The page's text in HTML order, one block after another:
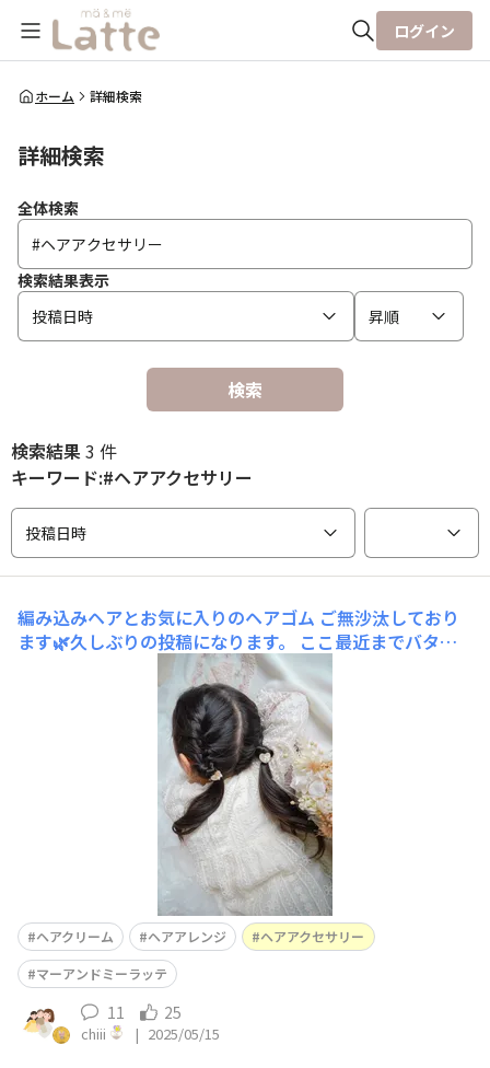
全体検索
ログイン
ホーム 詳細検索
詳細検索
全体検索
検索結果表示
投稿日時
昇順
検索
検索結果3 件
キーワード:#ヘアアクセサリー
投稿日時
編み込みヘアとお気に入りのヘアゴム ご無沙汰しており
ます🌿久しぶりの投稿になります。 ここ最近までバタバ
タと過ごしており、なかなか投稿等は出来ていませんでし
たが、少し落ち着いたので、撮りためていたヘアアレンジ
の写真やマー&ミーの商品など、少しずつ紹介していけた
らと思います☺️ こちらは少し前の写真ですが、お
ヘアクリーム ヘアアレンジ
ヘアアクセサリー
マーアンドミーラッテ
11 25
chiii | 2025/05/15